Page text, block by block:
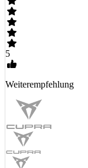
5
Weiterempfehlung